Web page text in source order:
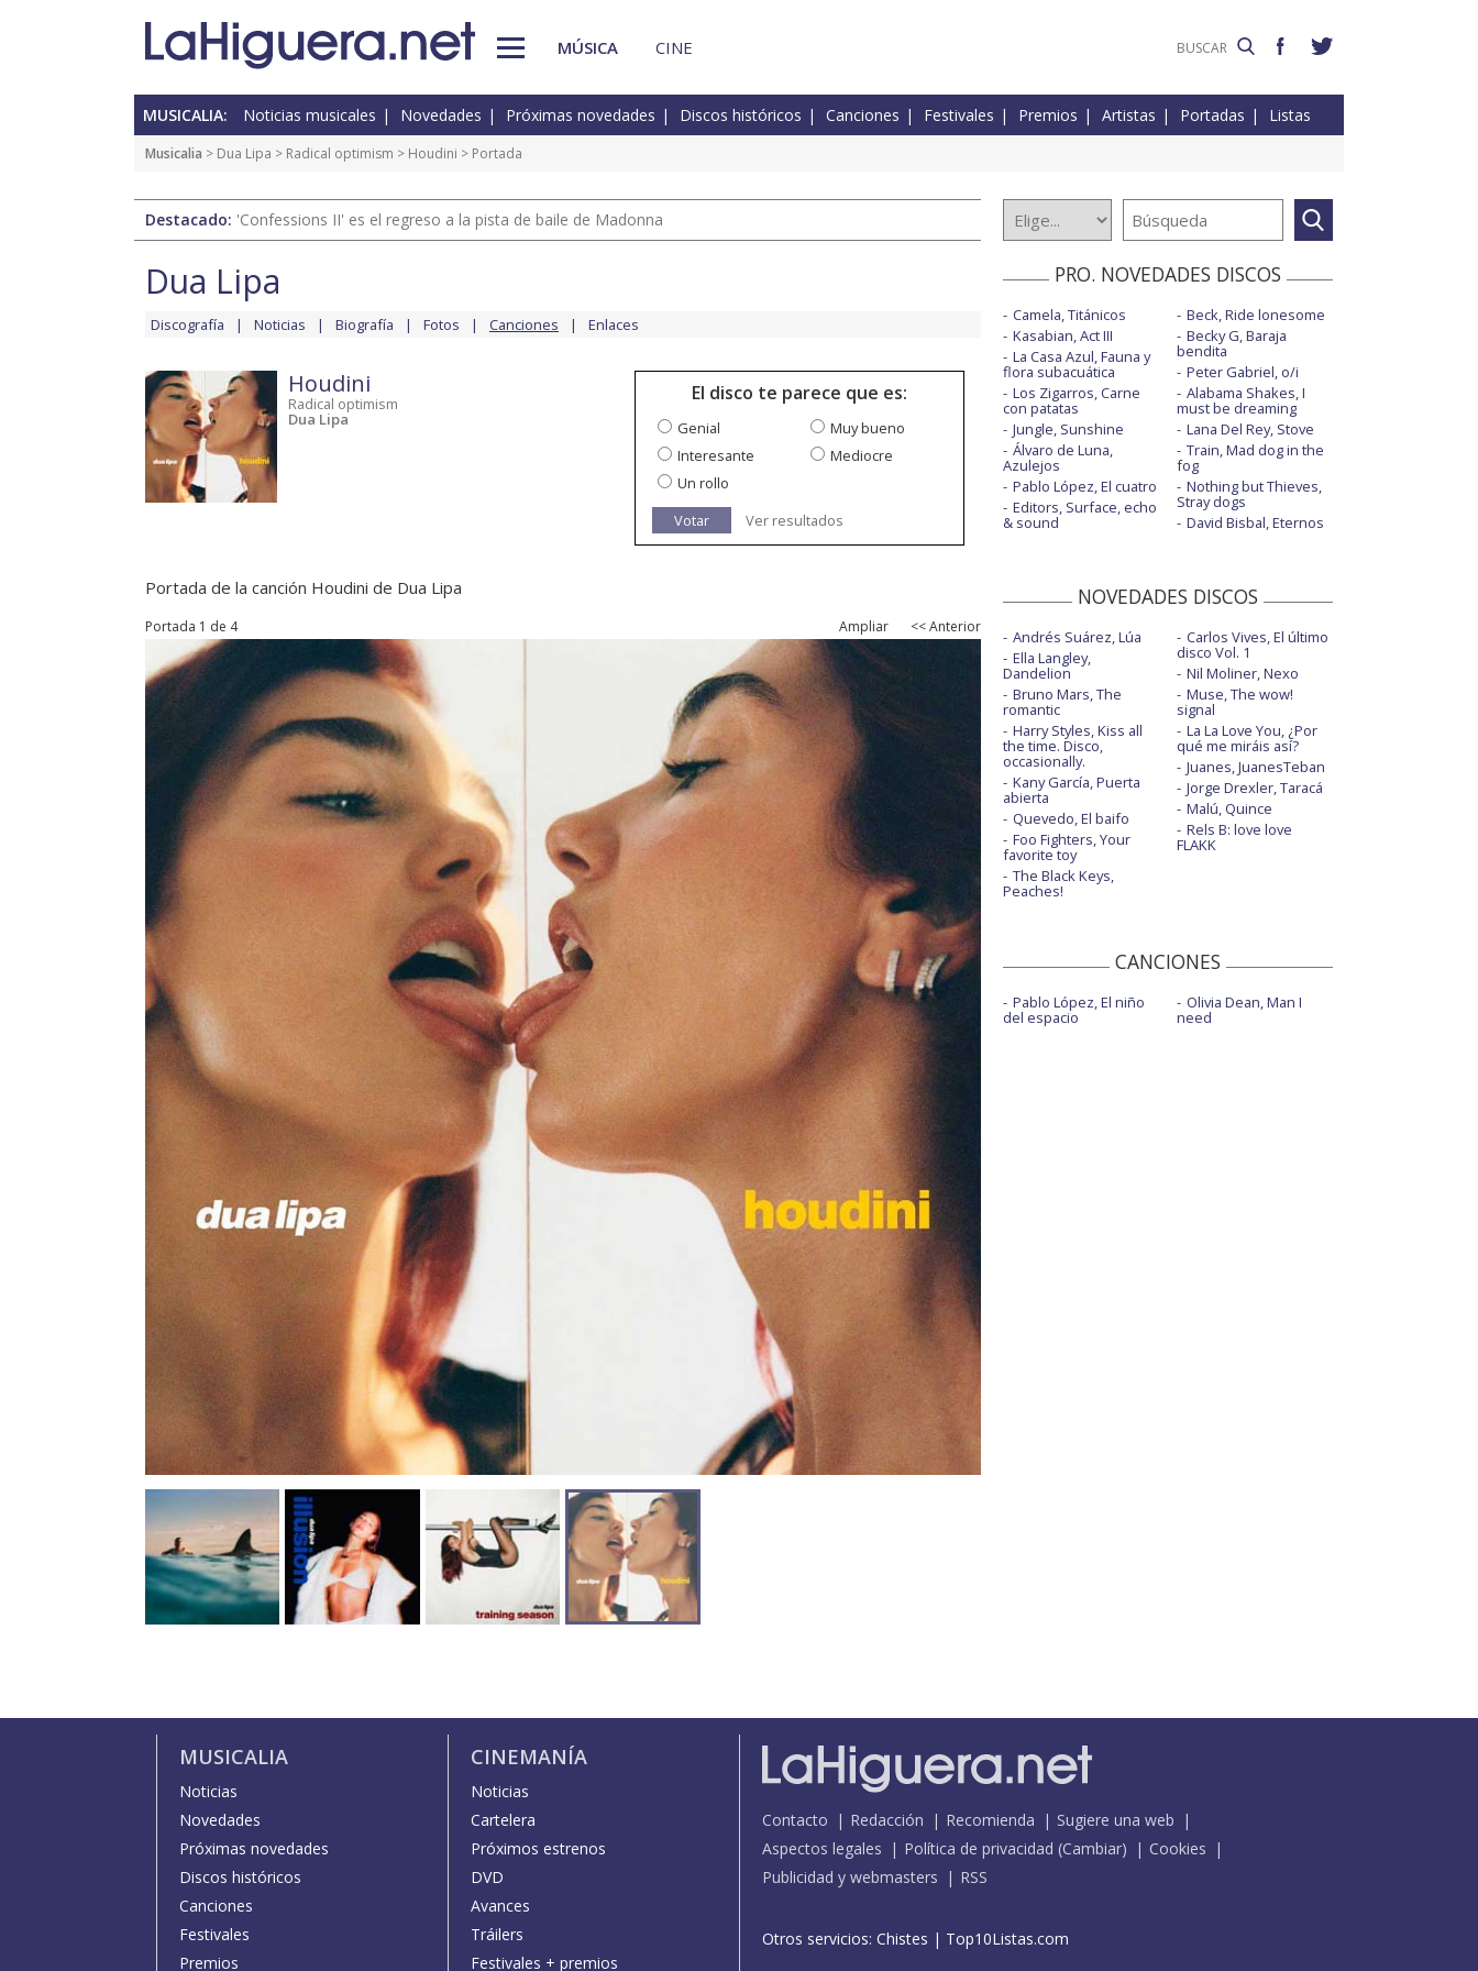
MÚSICA CINE
MUSICALIA: Noticias musicales Novedades Próximas novedades Discos históricos Canciones Festivales Premios Artistas Portadas Listas
Musicalia > Dua Lipa > Radical optimism > Houdini > Portada
Destacado: 'Confessions II' es el regreso a la pista de baile de Madonna
Dua Lipa
Discografía Noticias Biografía Fotos Canciones Enlaces
Houdini
Radical optimism
Dua Lipa
El disco te parece que es:
Genial
Muy bueno
Interesante
Mediocre
Un rollo
Votar
Ver resultados
Portada de la canción Houdini de Dua Lipa
Portada 1 de 4 Ampliar << Anterior
PRO. NOVEDADES DISCOS
Camela, Titánicos
Kasabian, Act III
La Casa Azul, Fauna y
flora subacuática
Los Zigarros, Carne
con patatas
Jungle, Sunshine
Álvaro de Luna,
Azulejos
Pablo López, El cuatro
Editors, Surface, echo
& sound
Beck, Ride lonesome
Becky G, Baraja
bendita
Peter Gabriel, o/i
Alabama Shakes, I
must be dreaming
Lana Del Rey, Stove
Train, Mad dog in the
fog
Nothing but Thieves,
Stray dogs
David Bisbal, Eternos
NOVEDADES DISCOS
Andrés Suárez, Lúa
Ella Langley,
Dandelion
Bruno Mars, The
romantic
Harry Styles, Kiss all
the time. Disco,
occasionally.
Kany García, Puerta
abierta
Quevedo, El baifo
Foo Fighters, Your
favorite toy
The Black Keys,
Peaches!
Carlos Vives, El último
disco Vol. 1
Nil Moliner, Nexo
Muse, The wow!
signal
La La Love You, ¿Por
qué me miráis así?
Juanes, JuanesTeban
Jorge Drexler, Taracá
Malú, Quince
Rels B: love love
FLAKK
CANCIONES
Pablo López, El niño
del espacio
Olivia Dean, Man I
need
MUSICALIA
Noticias
Novedades
Próximas novedades
Discos históricos
Canciones
Festivales
Premios
CINEMANÍA
Noticias
Cartelera
Próximos estrenos
DVD
Avances
Tráilers
Festivales + premios
Contacto Redacción Recomienda
Sugiere una web
Aspectos legales
Política de privacidad (Cambiar)
Cookies
Publicidad y webmasters
RSS
Otros servicios: Chistes | Top10Listas.com